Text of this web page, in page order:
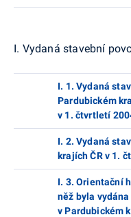
I. Vydaná stavební
I. 1. Vydaná
Pardubickém
v 1. čtvrtletí
I. 2. Vydaná
krajích ČR v 1.
I. 3. Orientační
něž byla
v Pardubickém